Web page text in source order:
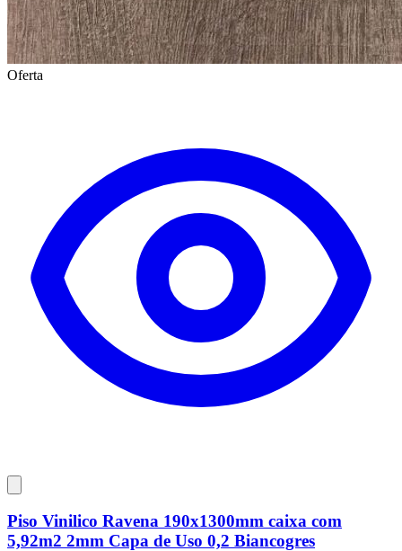
Oferta
Piso Vinilico Ravena 190x1300mm caixa com
5,92m2 2mm Capa de Uso 0,2 Biancogres